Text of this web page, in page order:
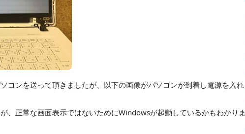
コンを送って頂きましたが、以下の画像がパソコンが到着し電源を入れ
、正常な画面表示ではないためにWindowsが起動しているかもわかりま